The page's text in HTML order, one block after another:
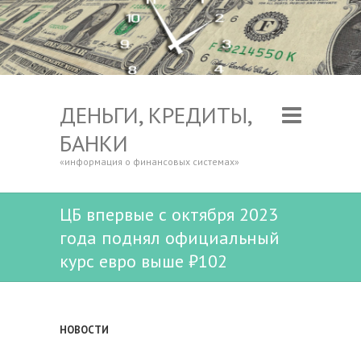
ДЕНЬГИ, КРЕДИТЫ,
БАНКИ
«информация о финансовых системах»
ЦБ впервые с октября 2023
года поднял официальный
курс евро выше ₽102
НОВОСТИ